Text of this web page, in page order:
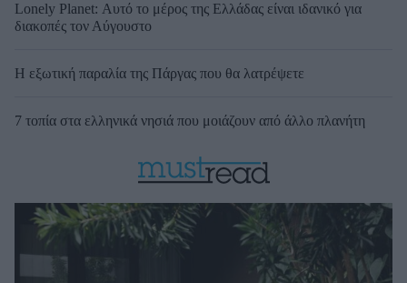
Lonely Planet: Αυτό το μέρος της Ελλάδας είναι ιδανικό για
διακοπές τον Αύγουστο
Η εξωτική παραλία της Πάργας που θα λατρέψετε
7 τοπία στα ελληνικά νησιά που μοιάζουν από άλλο πλανήτη